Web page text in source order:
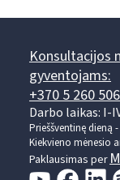
Konsultacijos
gyventojams:
+370 5 260
Darbo laikas: I-
Prieššventinę dieną
Kiekvieno mėnesio
Paklausimas per